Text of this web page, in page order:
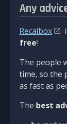
Any
Recalbox
free!
The people
time, so the
as fast as
The best